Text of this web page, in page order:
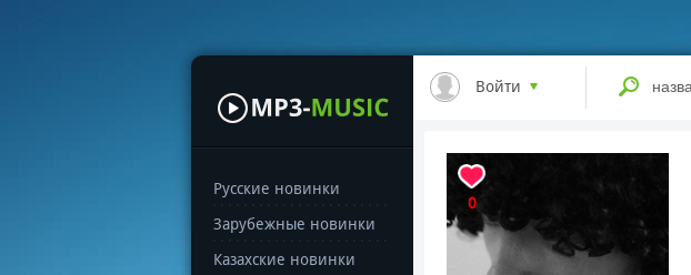
Русские новинки
Зарубежные новинки
Казахские новинки
Войти
0